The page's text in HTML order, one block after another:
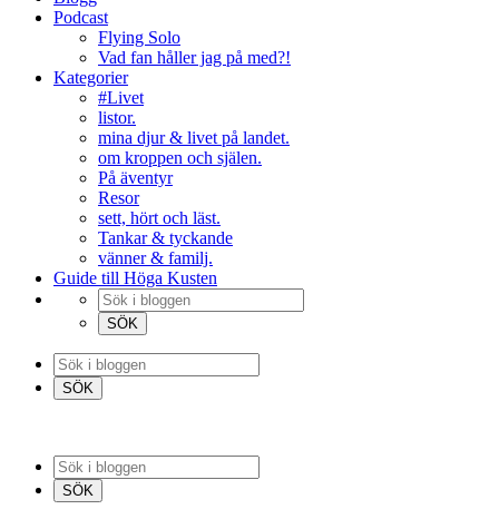
Podcast
Flying Solo
Vad fan håller jag på med?!
Kategorier
#Livet
listor.
mina djur & livet på landet.
om kroppen och själen.
På äventyr
Resor
sett, hört och läst.
Tankar & tyckande
vänner & familj.
Guide till Höga Kusten